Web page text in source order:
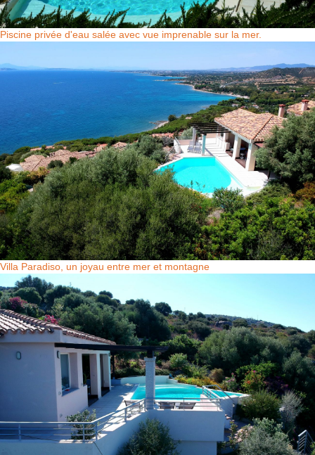
Piscine privée d'eau salée avec vue imprenable sur la mer.
Villa Paradiso, un joyau entre mer et montagne